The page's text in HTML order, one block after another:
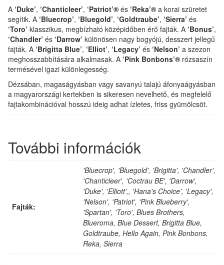
A ‘Duke’, ‘Chanticleer’, ‘Patriot’® és ‘Reka’® a korai szüretet
segítik. A ‘Bluecrop’, ‘Bluegold’, ‘Goldtraube’, ‘Sierra’ és
‘Toro’ klasszikus, megbízható középidőben érő fajták. A ‘Bonus’,
‘Chandler’ és ‘Darrow’ különösen nagy bogyójú, desszert jellegű
fajták. A ‘Brigitta Blue’, ‘Elliot’, ‘Legacy’ és ‘Nelson’ a szezon
meghosszabbítására alkalmasak. A ‘Pink Bonbons’® rózsaszín
termésével igazi különlegesség.
Dézsában, magaságyásban vagy savanyú talajú áfonyaágyásban
a magyarországi kertekben is sikeresen nevelhető, és megfelelő
fajtakombinációval hosszú ideig adhat ízletes, friss gyümölcsöt.
További információk
Fajták:
'Bluecrop', 'Bluegold', 'Brigitta', 'Chandler',
'Chanticleer', 'Coctrau BE', 'Darrow',
'Duke', 'Elliott',, 'Hana's Choice', 'Legacy',
'Nelson', 'Patriot', 'Pink Blueberry',
'Spartan', 'Toro', Blues Brothers,
Blueroma, Blue Dessert, Brigitta Blue,
Goldtraube, Hello Again, Pink Bonbons,
Reka, Sierra